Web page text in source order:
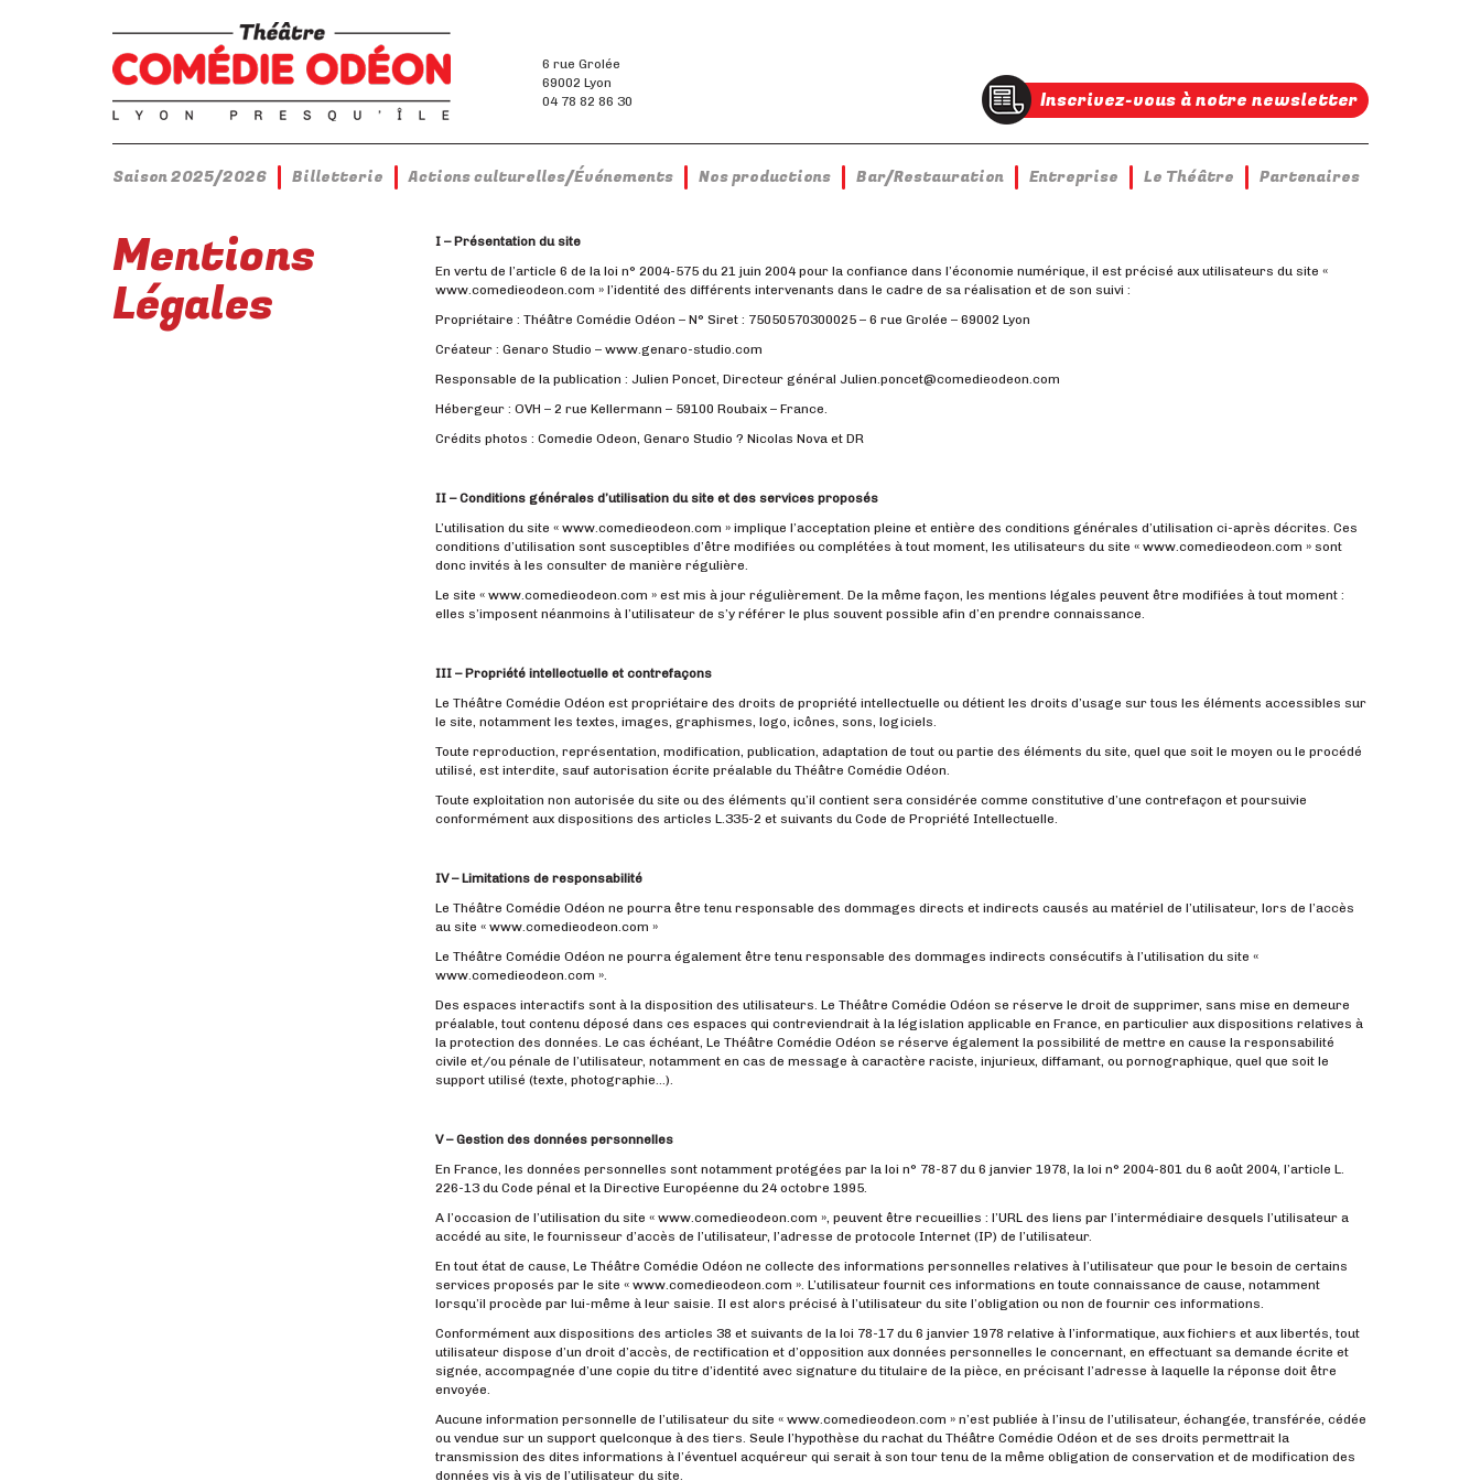
6 rue Grolée
69002 Lyon
04 78 82 86 30
Inscrivez-vous à notre newsletter
Saison 2025/2026 Billetterie Actions culturelles/Événements Nos productions Bar/Restauration Entreprise Le Théâtre Partenaires
Mentions
Légales
I – Présentation du site
En vertu de l’article 6 de la loi n° 2004-575 du 21 juin 2004 pour la confiance dans l’économie numérique, il est précisé aux utilisateurs du site «
www.comedieodeon.com » l’identité des différents intervenants dans le cadre de sa réalisation et de son suivi :
Propriétaire : Théâtre Comédie Odéon – N° Siret : 75050570300025 – 6 rue Grolée – 69002 Lyon
Créateur : Genaro Studio – www.genaro-studio.com
Responsable de la publication : Julien Poncet, Directeur général Julien.poncet@comedieodeon.com
Hébergeur : OVH – 2 rue Kellermann – 59100 Roubaix – France.
Crédits photos : Comedie Odeon, Genaro Studio ? Nicolas Nova et DR
II – Conditions générales d’utilisation du site et des services proposés
L’utilisation du site « www.comedieodeon.com » implique l’acceptation pleine et entière des conditions générales d’utilisation ci-après décrites. Ces
conditions d’utilisation sont susceptibles d’être modifiées ou complétées à tout moment, les utilisateurs du site « www.comedieodeon.com » sont
donc invités à les consulter de manière régulière.
Le site « www.comedieodeon.com » est mis à jour régulièrement. De la même façon, les mentions légales peuvent être modifiées à tout moment :
elles s’imposent néanmoins à l’utilisateur de s’y référer le plus souvent possible afin d’en prendre connaissance.
III – Propriété intellectuelle et contrefaçons
Le Théâtre Comédie Odéon est propriétaire des droits de propriété intellectuelle ou détient les droits d’usage sur tous les éléments accessibles sur
le site, notamment les textes, images, graphismes, logo, icônes, sons, logiciels.
Toute reproduction, représentation, modification, publication, adaptation de tout ou partie des éléments du site, quel que soit le moyen ou le procédé
utilisé, est interdite, sauf autorisation écrite préalable du Théâtre Comédie Odéon.
Toute exploitation non autorisée du site ou des éléments qu’il contient sera considérée comme constitutive d’une contrefaçon et poursuivie
conformément aux dispositions des articles L.335-2 et suivants du Code de Propriété Intellectuelle.
IV – Limitations de responsabilité
Le Théâtre Comédie Odéon ne pourra être tenu responsable des dommages directs et indirects causés au matériel de l’utilisateur, lors de l’accès
au site « www.comedieodeon.com »
Le Théâtre Comédie Odéon ne pourra également être tenu responsable des dommages indirects consécutifs à l’utilisation du site «
www.comedieodeon.com ».
Des espaces interactifs sont à la disposition des utilisateurs. Le Théâtre Comédie Odéon se réserve le droit de supprimer, sans mise en demeure
préalable, tout contenu déposé dans ces espaces qui contreviendrait à la législation applicable en France, en particulier aux dispositions relatives à
la protection des données. Le cas échéant, Le Théâtre Comédie Odéon se réserve également la possibilité de mettre en cause la responsabilité
civile et/ou pénale de l’utilisateur, notamment en cas de message à caractère raciste, injurieux, diffamant, ou pornographique, quel que soit le
support utilisé (texte, photographie…).
V – Gestion des données personnelles
En France, les données personnelles sont notamment protégées par la loi n° 78-87 du 6 janvier 1978, la loi n° 2004-801 du 6 août 2004, l’article L.
226-13 du Code pénal et la Directive Européenne du 24 octobre 1995.
A l’occasion de l’utilisation du site « www.comedieodeon.com », peuvent être recueillies : l’URL des liens par l’intermédiaire desquels l’utilisateur a
accédé au site, le fournisseur d’accès de l’utilisateur, l’adresse de protocole Internet (IP) de l’utilisateur.
En tout état de cause, Le Théâtre Comédie Odéon ne collecte des informations personnelles relatives à l’utilisateur que pour le besoin de certains
services proposés par le site « www.comedieodeon.com ». L’utilisateur fournit ces informations en toute connaissance de cause, notamment
lorsqu’il procède par lui-même à leur saisie. Il est alors précisé à l’utilisateur du site l’obligation ou non de fournir ces informations.
Conformément aux dispositions des articles 38 et suivants de la loi 78-17 du 6 janvier 1978 relative à l’informatique, aux fichiers et aux libertés, tout
utilisateur dispose d’un droit d’accès, de rectification et d’opposition aux données personnelles le concernant, en effectuant sa demande écrite et
signée, accompagnée d’une copie du titre d’identité avec signature du titulaire de la pièce, en précisant l’adresse à laquelle la réponse doit être
envoyée.
Aucune information personnelle de l’utilisateur du site « www.comedieodeon.com » n’est publiée à l’insu de l’utilisateur, échangée, transférée, cédée
ou vendue sur un support quelconque à des tiers. Seule l’hypothèse du rachat du Théâtre Comédie Odéon et de ses droits permettrait la
transmission des dites informations à l’éventuel acquéreur qui serait à son tour tenu de la même obligation de conservation et de modification des
données vis à vis de l’utilisateur du site.